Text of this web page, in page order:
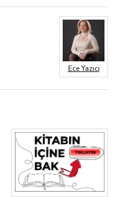
Ece Yazıcı